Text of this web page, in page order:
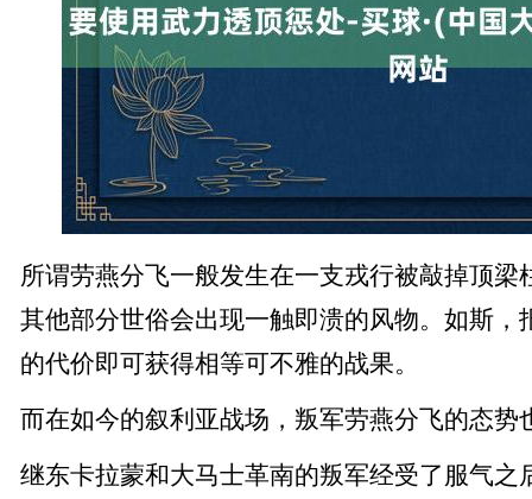
所谓劳燕分飞一般发生在一支戎行被敲掉顶梁
其他部分世俗会出现一触即溃的风物。如斯，
的代价即可获得相等可不雅的战果。
而在如今的叙利亚战场，叛军劳燕分飞的态势
继东卡拉蒙和大马士革南的叛军经受了服气之